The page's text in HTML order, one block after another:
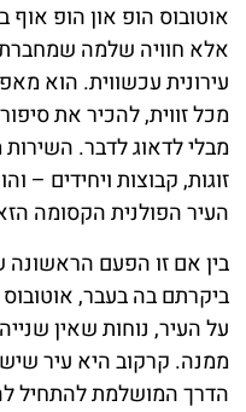
אוטובוס הופ און הופ
אלא חוויה שלמה שמחברת
עירונית עכשווית. הוא
מכל זווית, להכיר את
מבלי לדאוג לדבר.
זוגות, קבוצות ויחידים –
העיר הפולנית הקסומה
בין אם זו הפעם הראשונה
ביקרתם בה בעבר,
על העיר, נוחות שאין
ממנה. קרקוב היא עיר
הדרך המושלמת להתחיל